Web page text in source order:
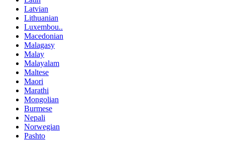
Latvian
Lithuanian
Luxembou..
Macedonian
Malagasy
Malay
Malayalam
Maltese
Maori
Marathi
Mongolian
Burmese
Nepali
Norwegian
Pashto